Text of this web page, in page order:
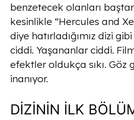
benzetecek olanları
kesinlikle “Hercules and
diye hatırladığımız dizi
ciddi. Yaşananlar ciddi.
efektler oldukça sıkı. Göz
inanıyor.
DİZİNİN İLK